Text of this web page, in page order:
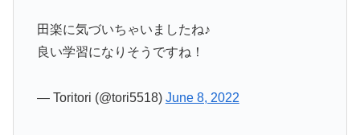
田楽に気づいちゃいましたね♪
良い学習になりそうですね！
— Toritori (@tori5518) June 8, 2022